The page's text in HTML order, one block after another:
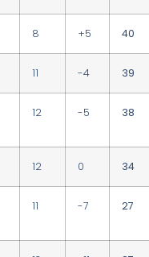
8 +5 40
11 -4 39
12 -5 38
12 0 34
11 -7 27